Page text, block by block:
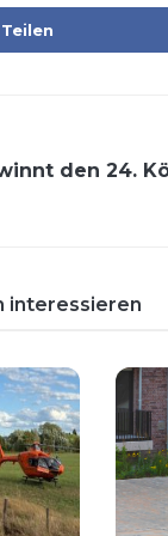
Teilen
den 24.
interessieren